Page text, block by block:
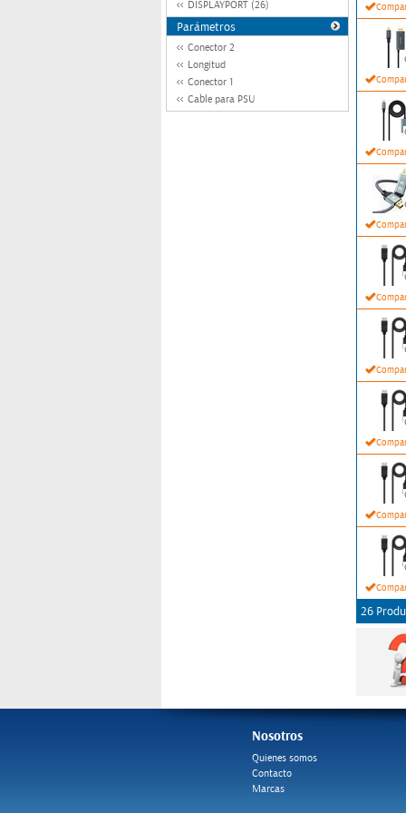
DISPLAYPORT (26)
Parámetros
Conector 2
Longitud
Conector 1
Cable para PSU
26
Nosotros
Quienes somos
Contacto
Marcas